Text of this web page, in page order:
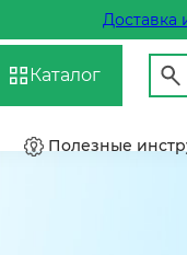
Доставка
Каталог
Полезные